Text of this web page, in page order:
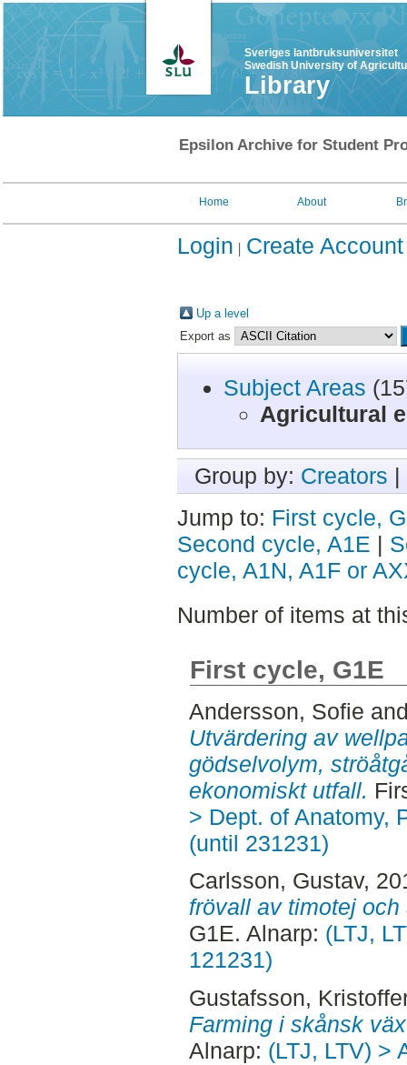
Sveriges lantbruksuniversitet
Swedish University of
Library
Epsilon Archive for Student
Home About
Login Create Account
Up a level
Export as
Subject Areas
Agricultural
Group by: Creators |
Jump to: First cycle,
Second cycle, A1E |
cycle, A1N, A1F or
Number of items at
First cycle, G1E
Andersson, Sofie
Utvärdering av
gödselvolym,
ekonomiskt utfall.
> Dept. of Anatomy,
(until 231231)
Carlsson, Gustav,
frövall av timotej
G1E. Alnarp: (LTJ,
121231)
Gustafsson,
Farming i skånsk
Alnarp: (LTJ, LTV) >